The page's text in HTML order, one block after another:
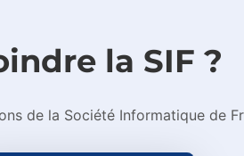
la SIF ?
de la Société Informatique de